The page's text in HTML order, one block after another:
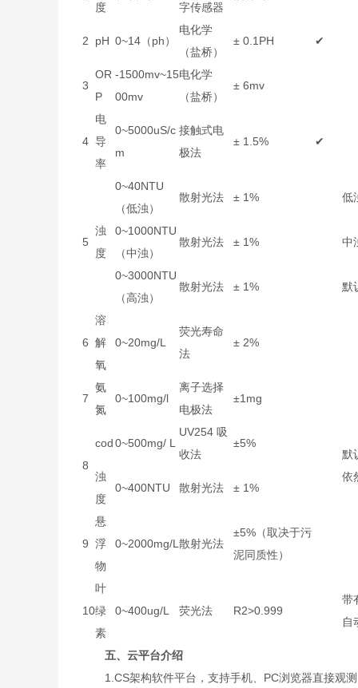
度
字传感器
2 pH 0~14（ph）
电化学
（盐桥）
± 0.1PH ✔
3
OR
P
-1500mv~15
00mv
电化学
（盐桥）
± 6mv
4
电
导
率
0~5000uS/c
m
接触式电
极法
± 1.5% ✔
5
浊
度
0~40NTU
（低浊）
散射光法 ± 1% 低
0~1000NTU
（中浊）
散射光法 ± 1% 中
0~3000NTU
（高浊）
散射光法 ± 1% 默
6
溶
解
氧
0~20mg/L
荧光寿命
法
± 2%
7
氨
氮
0~100mg/l
离子选择
电极法
±1mg
8
cod0~500mg/ L
UV254 吸
收法
±5%
默
依
浊
度
0~400NTU 散射光法 ± 1%
9
悬
浮
物
0~2000mg/L 散射光法
±5%（取决于污
泥同质性）
10
叶
绿
素
0~400ug/L 荧光法 R2>0.999
带
自
五、云平台介绍
1.CS架构软件平台，支持手机、PC浏览器直接观测